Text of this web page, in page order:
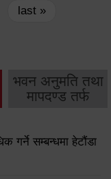
last »
भवन अनुमति तथा
मापदण्ड तर्फ
गर्ने सम्बन्धमा हेटौंडा